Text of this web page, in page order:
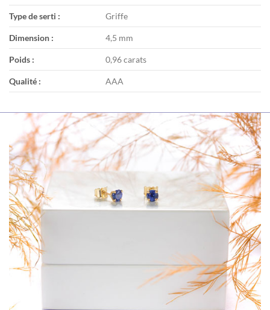
Type de serti : Griffe
Dimension : 4,5 mm
Poids : 0,96 carats
Qualité : AAA